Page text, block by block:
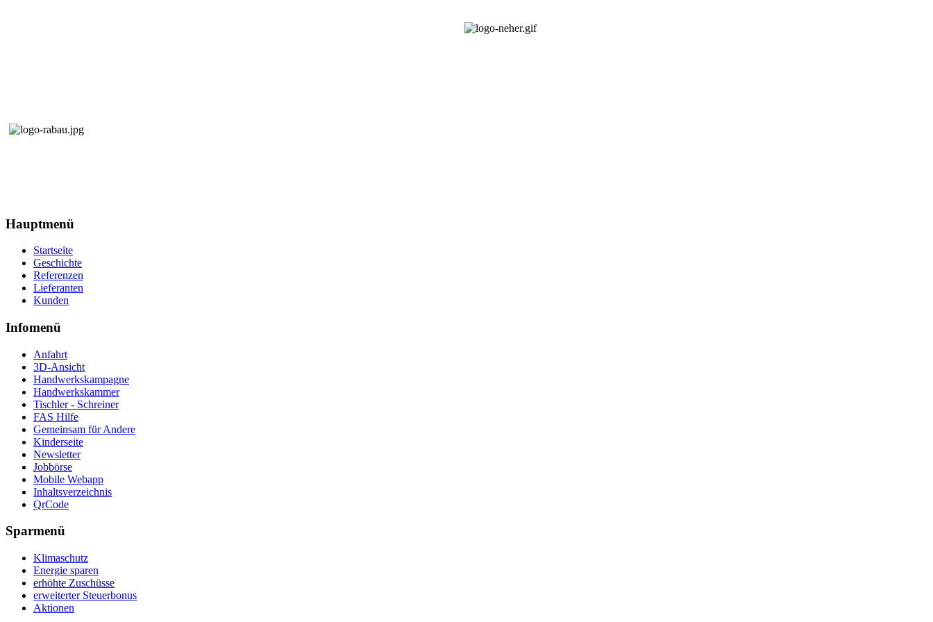
Hauptmenü
Startseite
Geschichte
Referenzen
Lieferanten
Kunden
Infomenü
Anfahrt
3D-Ansicht
Handwerkskampagne
Handwerkskammer
Tischler - Schreiner
FAS Hilfe
Gemeinsam für Andere
Kinderseite
Newsletter
Jobbörse
Mobile Webapp
Inhaltsverzeichnis
QrCode
Sparmenü
Klimaschutz
Energie sparen
erhöhte Zuschüsse
erweiterter Steuerbonus
Aktionen